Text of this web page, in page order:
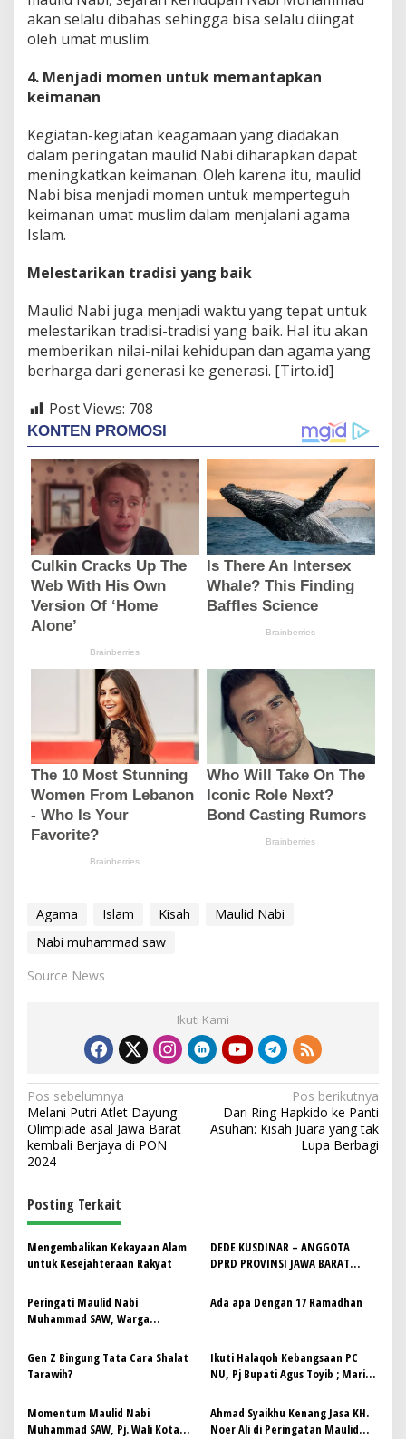
akan selalu dibahas sehingga bisa selalu diingat
oleh umat muslim.
4. Menjadi momen untuk memantapkan
keimanan
Kegiatan-kegiatan keagamaan yang diadakan
dalam peringatan maulid Nabi diharapkan dapat
meningkatkan keimanan. Oleh karena itu, maulid
Nabi bisa menjadi momen untuk memperteguh
keimanan umat muslim dalam menjalani agama
Islam.
Melestarikan tradisi yang baik
Maulid Nabi juga menjadi waktu yang tepat untuk
melestarikan tradisi-tradisi yang baik. Hal itu akan
memberikan nilai-nilai kehidupan dan agama yang
berharga dari generasi ke generasi. [Tirto.id]
Post Views: 708
Agama Islam Kisah
Maulid Nabi
Nabi muhammad saw
Source News
Ikuti Kami
N
a
v
i
g
a
s
i
p
o
s
Pos sebelumnya
Melani Putri Atlet Dayung
Olimpiade asal Jawa Barat
kembali Berjaya di PON
2024
Pos berikutnya
Dari Ring Hapkido ke Panti
Asuhan: Kisah Juara yang tak
Lupa Berbagi
Posting Terkait
Mengembalikan Kekayaan Alam
untuk Kesejahteraan Rakyat
DEDE KUSDINAR – ANGGOTA
DPRD PROVINSI JAWA BARAT
Peringati Maulid Nabi
Muhammad SAW, Warga
Tabligh Akbar
Ada apa Dengan 17 Ramadhan
Gen Z Bingung Tata Cara Shalat
Tarawih?
Ikuti Halaqoh Kebangsaan PC
NU, Pj Bupati Agus Toyib ; Mari
Dan Toleran
Momentum Maulid Nabi
Muhammad SAW, Pj. Wali Kota
Ahmad Syaikhu Kenang Jasa KH.
Noer Ali di Peringatan Maulid